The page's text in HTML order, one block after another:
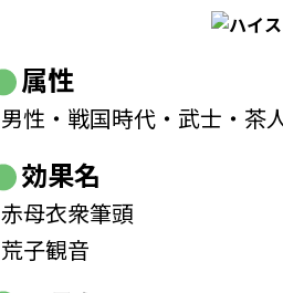
属性
男性・戦国時代・武士・茶
効果名
赤母衣衆筆頭
荒子観音